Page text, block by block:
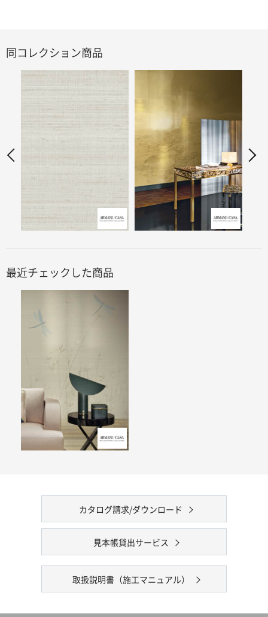
同コレクション商品
最近チェックした商品
カタログ請求/ダウンロード
見本帳貸出サービス
取扱説明書（施工マニュアル）